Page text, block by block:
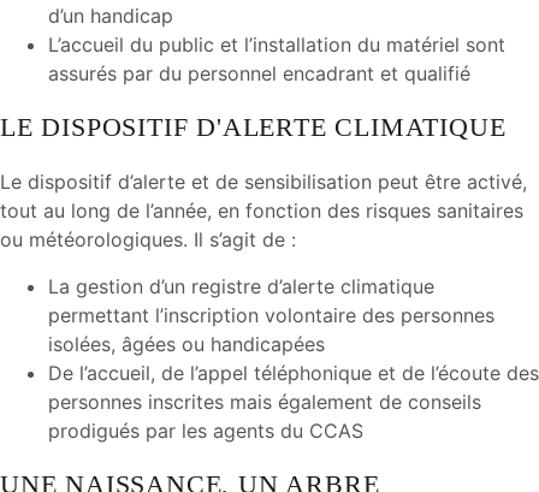
d’un handicap
L’accueil du public et l’installation du matériel sont
assurés par du personnel encadrant et qualifié
LE DISPOSITIF D'ALERTE CLIMATIQUE
Le dispositif d’alerte et de sensibilisation peut être activé,
tout au long de l’année, en fonction des risques sanitaires
ou météorologiques. Il s’agit de :
La gestion d’un registre d’alerte climatique
permettant l’inscription volontaire des personnes
isolées, âgées ou handicapées
De l’accueil, de l’appel téléphonique et de l’écoute des
personnes inscrites mais également de conseils
prodigués par les agents du CCAS
UNE NAISSANCE, UN ARBRE